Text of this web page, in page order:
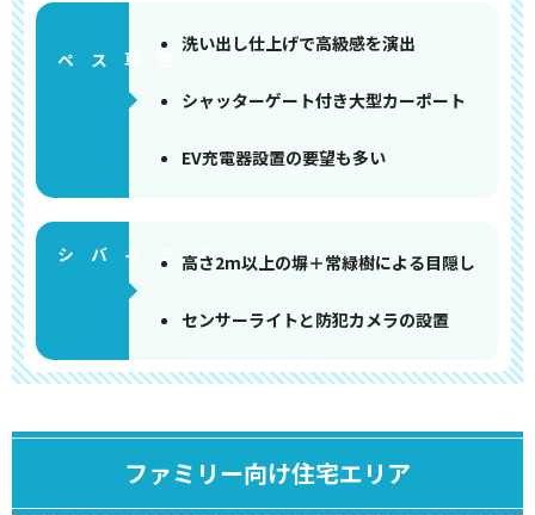
洗い出し仕上げで高級感を演出
シャッターゲート付き大型カーポート
EV充電器設置の要望も多い
高さ2m以上の塀＋常緑樹による目隠し
センサーライトと防犯カメラの設置
ファミリー向け住宅エリア